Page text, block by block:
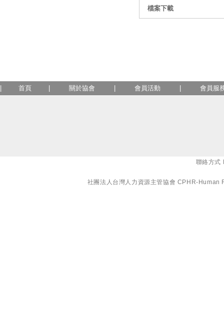
檔案下載
首頁 關於協會 會員活動 會員服
聯絡方式
社團法人台灣人力資源主管協會 CPHR-